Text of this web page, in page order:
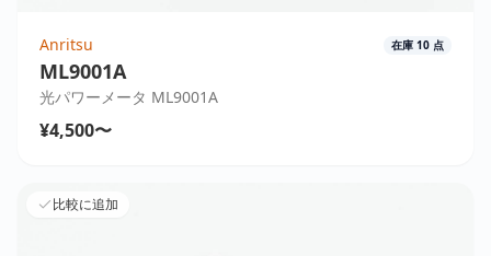
Anritsu 在庫 10 点
ML9001A
光パワーメータ ML9001A
¥4,500〜
比較に追加